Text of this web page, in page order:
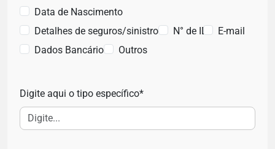
Data de Nascimento
Detalhes de seguros/sinistros
N° de ID
E-mail
Dados Bancários
Outros
Digite aqui o tipo específico*